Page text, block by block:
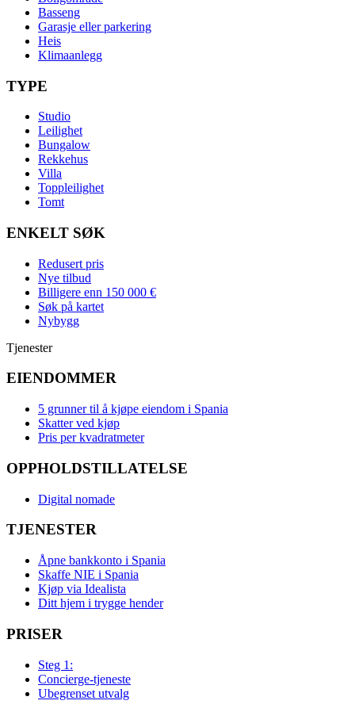
Basseng
Garasje eller parkering
Heis
Klimaanlegg
TYPE
Studio
Leilighet
Bungalow
Rekkehus
Villa
Toppleilighet
Tomt
ENKELT SØK
Redusert pris
Nye tilbud
Billigere enn 150 000 €
Søk på kartet
Nybygg
Tjenester
EIENDOMMER
5 grunner til å kjøpe eiendom i Spania
Skatter ved kjøp
Pris per kvadratmeter
OPPHOLDSTILLATELSE
Digital nomade
TJENESTER
Åpne bankkonto i Spania
Skaffe NIE i Spania
Kjøp via Idealista
Ditt hjem i trygge hender
PRISER
Steg 1:
Concierge-tjeneste
Ubegrenset utvalg